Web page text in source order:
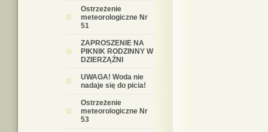
Ostrzeżenie
meteorologiczne Nr
51
ZAPROSZENIE NA
PIKNIK RODZINNY W
DZIERZĄŻNI
UWAGA! Woda nie
nadaje się do picia!
Ostrzeżenie
meteorologiczne Nr
53